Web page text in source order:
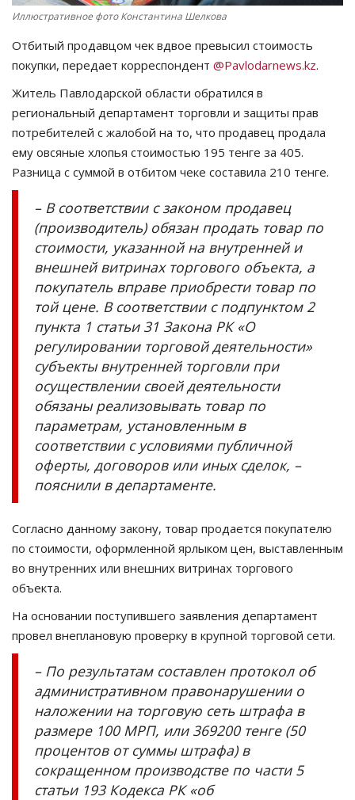
OFFICIAL
Курултай
Язык
Қазақша Русский
Иллюстративное фото Константина Шелкова
Отбитый продавцом чек вдвое превысил стоимость
покупки, передает корреспондент @Pavlodarnews.kz.
Житель Павлодарской области обратился в
региональный департамент торговли и защиты прав
потребителей с жалобой на то, что продавец продала
ему овсяные хлопья стоимостью 195 тенге за 405.
Разница с суммой в отбитом чеке составила 210 тенге.
– В соответствии с законом продавец
(производитель) обязан продать товар по
стоимости, указанной на внутренней и
внешней витринах торгового объекта, а
покупатель вправе приобрести товар по
той цене. В соответствии с подпунктом 2
пункта 1 статьи 31 Закона РК «О
регулировании торговой деятельности»
субъекты внутренней торговли при
осуществлении своей деятельности
обязаны реализовывать товар по
параметрам, установленным в
соответствии с условиями публичной
оферты, договоров или иных сделок, –
пояснили в департаменте.
Согласно данному закону, товар продается покупателю
по стоимости, оформленной ярлыком цен, выставленным
во внутренних или внешних витринах торгового
объекта.
На основании поступившего заявления департамент
провел внеплановую проверку в крупной торговой сети.
– По результатам составлен протокол об
административном правонарушении о
наложении на торговую сеть штрафа в
размере 100 МРП, или 369200 тенге (50
процентов от суммы штрафа) в
сокращенном производстве по части 5
статьи 193 Кодекса РК «об